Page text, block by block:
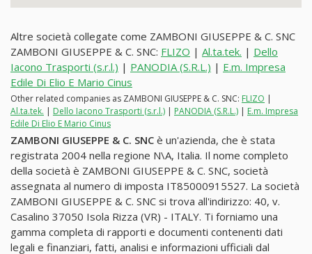
Altre società collegate come ZAMBONI GIUSEPPE & C. SNC
ZAMBONI GIUSEPPE & C. SNC: FLIZO | Al.ta.tek. | Dello
Iacono Trasporti (s.r.l.) | PANODIA (S.R.L.) | E.m. Impresa
Edile Di Elio E Mario Cinus
Other related companies as ZAMBONI GIUSEPPE & C. SNC: FLIZO |
Al.ta.tek. | Dello Iacono Trasporti (s.r.l.) | PANODIA (S.R.L.) | E.m. Impresa
Edile Di Elio E Mario Cinus
ZAMBONI GIUSEPPE & C. SNC è un'azienda, che è stata
registrata 2004 nella regione N\A, Italia. Il nome completo
della società è ZAMBONI GIUSEPPE & C. SNC, società
assegnata al numero di imposta IT85000915527. La società
ZAMBONI GIUSEPPE & C. SNC si trova all'indirizzo: 40, v.
Casalino 37050 Isola Rizza (VR) - ITALY. Ti forniamo una
gamma completa di rapporti e documenti contenenti dati
legali e finanziari, fatti, analisi e informazioni ufficiali dal